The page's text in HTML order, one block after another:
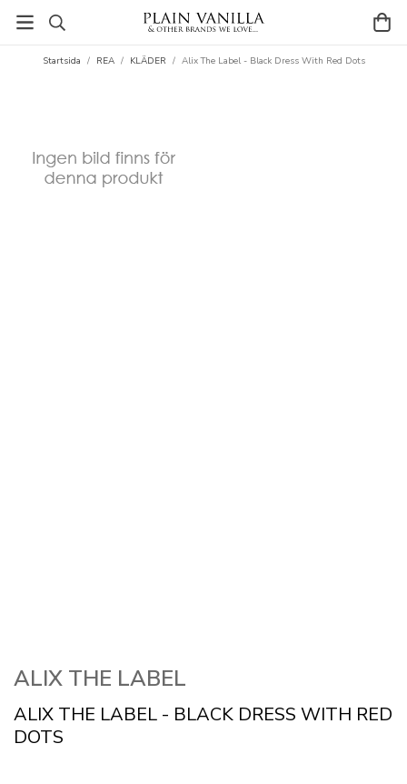
Startsida / REA / KLÄDER / Alix The Label - Black Dress With Red Dots
ALIX THE LABEL
ALIX THE LABEL - BLACK DRESS WITH RED
DOTS